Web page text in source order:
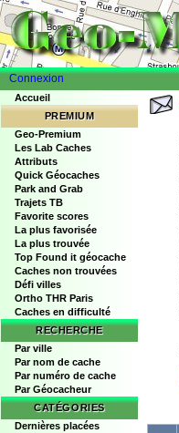
Connexion
Accueil
PREMIUM
Geo-Premium
Les Lab Caches
Attributs
Quick Géocaches
Park and Grab
Trajets TB
Favorite scores
La plus favorisée
La plus trouvée
Top Found it géocache
Caches non trouvées
Défi villes
Ortho THR Paris
Caches en difficulté
RECHERCHE
Par ville
Par nom de cache
Par numéro de cache
Par Géocacheur
CATÉGORIES
Dernières placées